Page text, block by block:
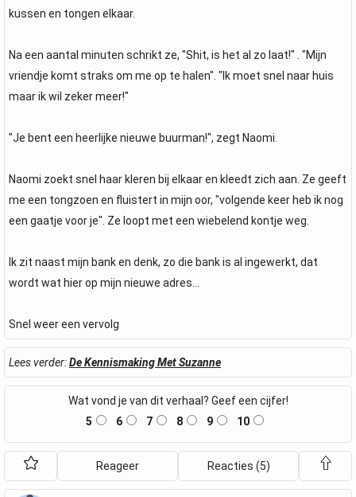
kussen en tongen elkaar.
Na een aantal minuten schrikt ze, "Shit, is het al zo laat!" . "Mijn
vriendje komt straks om me op te halen". "Ik moet snel naar huis
maar ik wil zeker meer!"
"Je bent een heerlijke nieuwe buurman!", zegt Naomi.
Naomi zoekt snel haar kleren bij elkaar en kleedt zich aan. Ze geeft
me een tongzoen en fluistert in mijn oor, "volgende keer heb ik nog
een gaatje voor je". Ze loopt met een wiebelend kontje weg.
Ik zit naast mijn bank en denk, zo die bank is al ingewerkt, dat
wordt wat hier op mijn nieuwe adres...
Snel weer een vervolg
Lees verder:De Kennismaking Met Suzanne
Wat vond je van dit verhaal? Geef een cijfer!
5
6 7 8 9 10
Reageer Reacties (5)